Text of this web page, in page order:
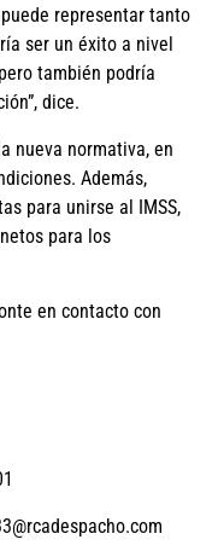
representar tanto
ser un éxito a nivel
también podría
dice.
nueva normativa, en
Además,
para unirse al IMSS,
para los
en contacto con